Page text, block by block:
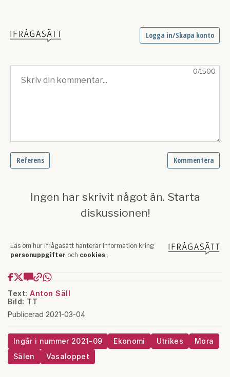
Text: Anton Säll
Bild: TT
Publicerad 2021-03-04
Ingår i nummer 2021-09 Ekonomi Utrikes
Mora
Sälen
Vasaloppet